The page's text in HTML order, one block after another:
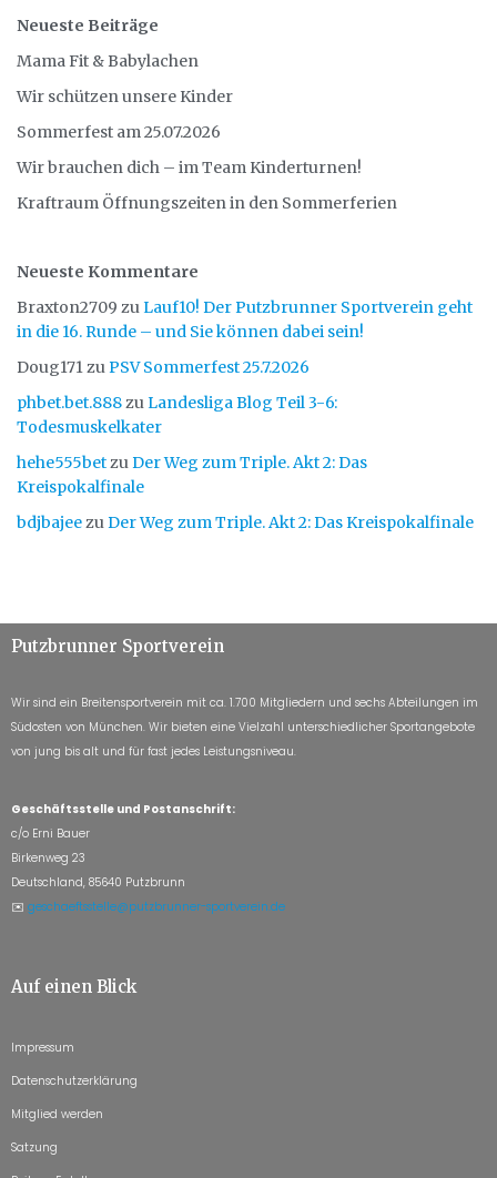
Neueste Beiträge
Mama Fit & Babylachen
Wir schützen unsere Kinder
Sommerfest am 25.07.2026
Wir brauchen dich – im Team Kinderturnen!
Kraftraum Öffnungszeiten in den Sommerferien
Neueste Kommentare
Braxton2709 zuLauf10! Der Putzbrunner Sportverein geht
in die 16. Runde – und Sie können dabei sein!
Doug171zuPSV Sommerfest 25.7.2026
phbet.bet.888zuLandesliga Blog Teil 3-6:
Todesmuskelkater
hehe555betzuDer Weg zum Triple. Akt 2: Das
Kreispokalfinale
bdjbajeezuDer Weg zum Triple. Akt 2: Das Kreispokalfinale
Putzbrunner Sportverein
Wir sind ein Breitensportverein mit ca. 1.700 Mitgliedern und sechs Abteilungen im
Südosten von München. Wir bieten eine Vielzahl unterschiedlicher Sportangebote
von jung bis alt und für fast jedes Leistungsniveau.
Geschäftsstelle und Postanschrift:
c/o Erni Bauer
Birkenweg 23
Deutschland, 85640 Putzbrunn
✉️ geschaeftsstelle@putzbrunner-sportverein.de
Auf einen Blick
Impressum
Datenschutzerklärung
Mitglied werden
Satzung